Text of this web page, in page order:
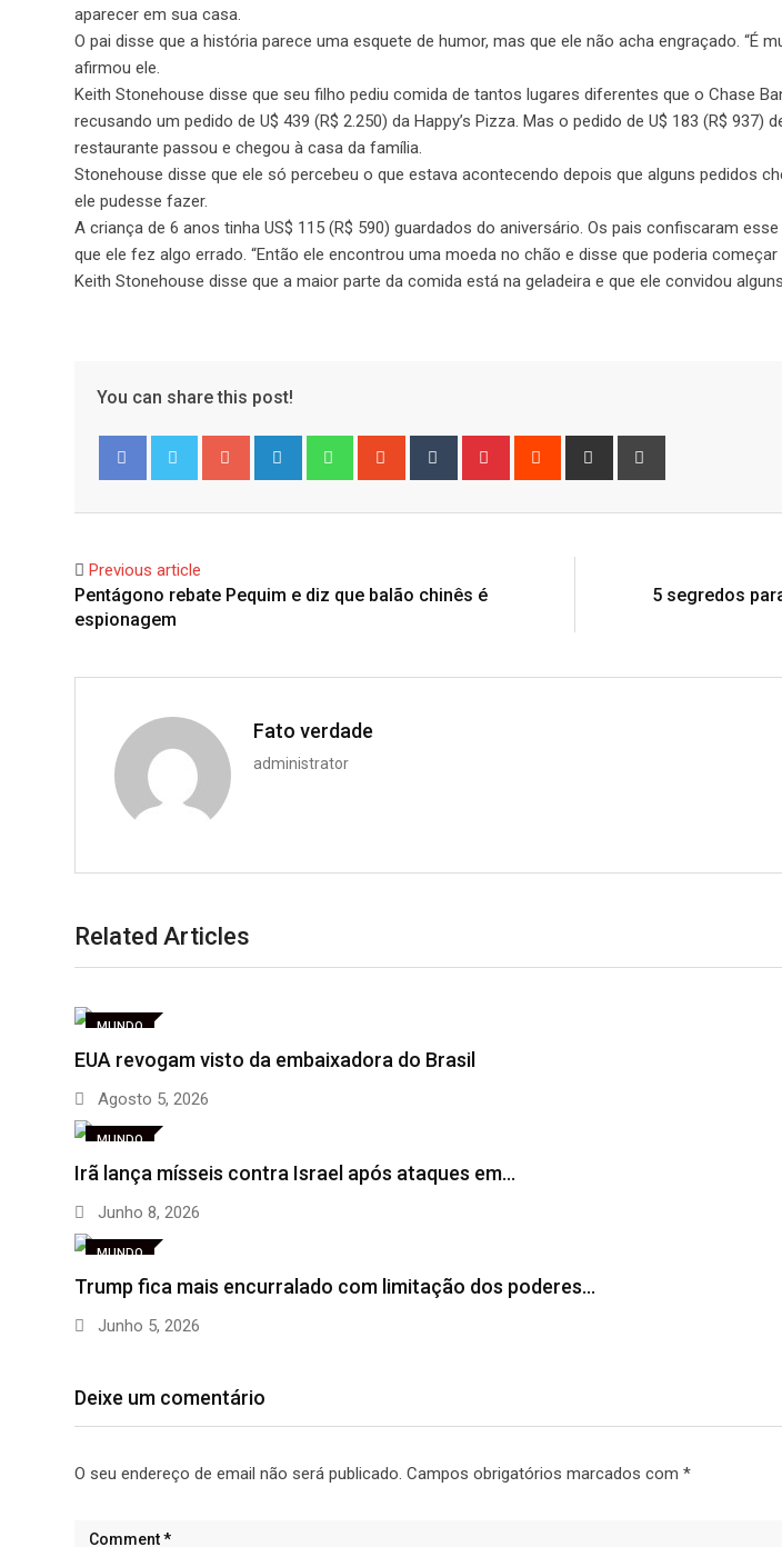
aparecer em sua casa.
O pai disse que a história parece uma esquete de humor, mas que ele não acha engraçado. “É
afirmou ele.
Keith Stonehouse disse que seu filho pediu comida de tantos lugares diferentes que o Chase
recusando um pedido de U$ 439 (R$ 2.250) da Happy’s Pizza. Mas o pedido de U$ 183 (R$ 937)
restaurante passou e chegou à casa da família.
Stonehouse disse que ele só percebeu o que estava acontecendo depois que alguns pedidos
ele pudesse fazer.
A criança de 6 anos tinha US$ 115 (R$ 590) guardados do aniversário. Os pais confiscaram
que ele fez algo errado. “Então ele encontrou uma moeda no chão e disse que poderia começar
Keith Stonehouse disse que a maior parte da comida está na geladeira e que ele convidou
You can share this post!
Google+ LinkedIn WhatsappStumbleUpon
Tumblr Pinterest Reddit
Share
Previous article
Pentágono rebate Pequim e diz que balão chinês é
espionagem
5 segredos
Fato verdade
administrator
Related Articles
MUNDO
EUA revogam visto da embaixadora do Brasil
Agosto 5, 2026
MUNDO
Irã lança mísseis contra Israel após ataques em…
Junho 8, 2026
MUNDO
Trump fica mais encurralado com limitação dos poderes…
Junho 5, 2026
Deixe um comentário
O seu endereço de email não será publicado. Campos obrigatórios marcados com *